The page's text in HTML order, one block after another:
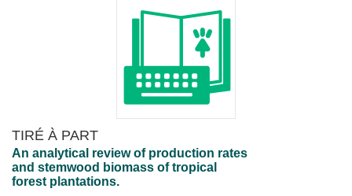
TIRÉ À PART
An analytical review of production rates
and stemwood biomass of tropical
forest plantations.